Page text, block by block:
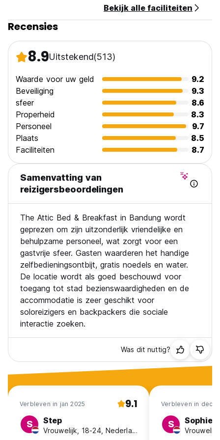
Bekijk alle faciliteiten
Recensies
8.9Uitstekend(513)
Waarde voor uw geld
9.2
Beveiliging
9.3
sfeer
8.6
Properheid
8.3
Personeel
9.7
Plaats
8.5
Faciliteiten
8.7
Samenvatting van
reizigersbeoordelingen
The Attic Bed & Breakfast in Bandung wordt
geprezen om zijn uitzonderlijk vriendelijke en
behulpzame personeel, wat zorgt voor een
gastvrije sfeer. Gasten waarderen het handige
zelfbedieningsontbijt, gratis noedels en water.
De locatie wordt als goed beschouwd voor
toegang tot stad bezienswaardigheden en de
accommodatie is zeer geschikt voor
soloreizigers en backpackers die sociale
interactie zoeken.
Was dit nuttig?
Verbleven in jan 2025 9.1
S Step
Vrouwelijk, 18-24, Nederland
Verbleven in dec
S Sophie